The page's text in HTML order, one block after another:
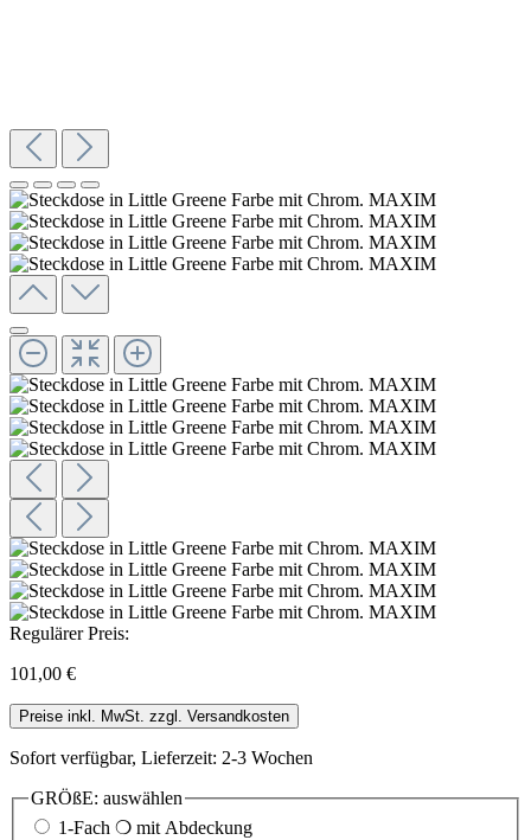
Regulärer Preis:
101,00 €
Preise inkl. MwSt. zzgl. Versandkosten
Sofort verfügbar, Lieferzeit: 2-3 Wochen
GRÖßE: auswählen
1-Fach ❍ mit Abdeckung